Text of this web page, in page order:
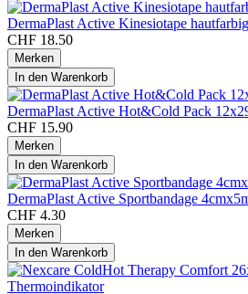
DermaPlast Active Kinesiotape
CHF 18.50
Merken
In den Warenkorb
DermaPlast Active Hot&Cold Pack
CHF 15.90
Merken
In den Warenkorb
DermaPlast Active Sportbandage
CHF 4.30
Merken
In den Warenkorb